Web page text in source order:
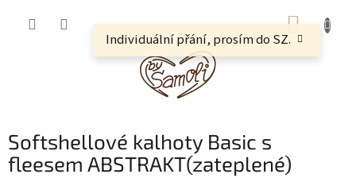
Individuální přání, prosím do SZ.
Softshellové kalhoty Basic s
fleesem ABSTRAKT(zateplené)